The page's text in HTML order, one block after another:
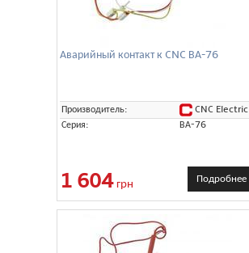
Аварийный контакт к CNC ВА-76
Производитель:
CNC Electric
Серия:
ВА-76
1 604грн Подробнее